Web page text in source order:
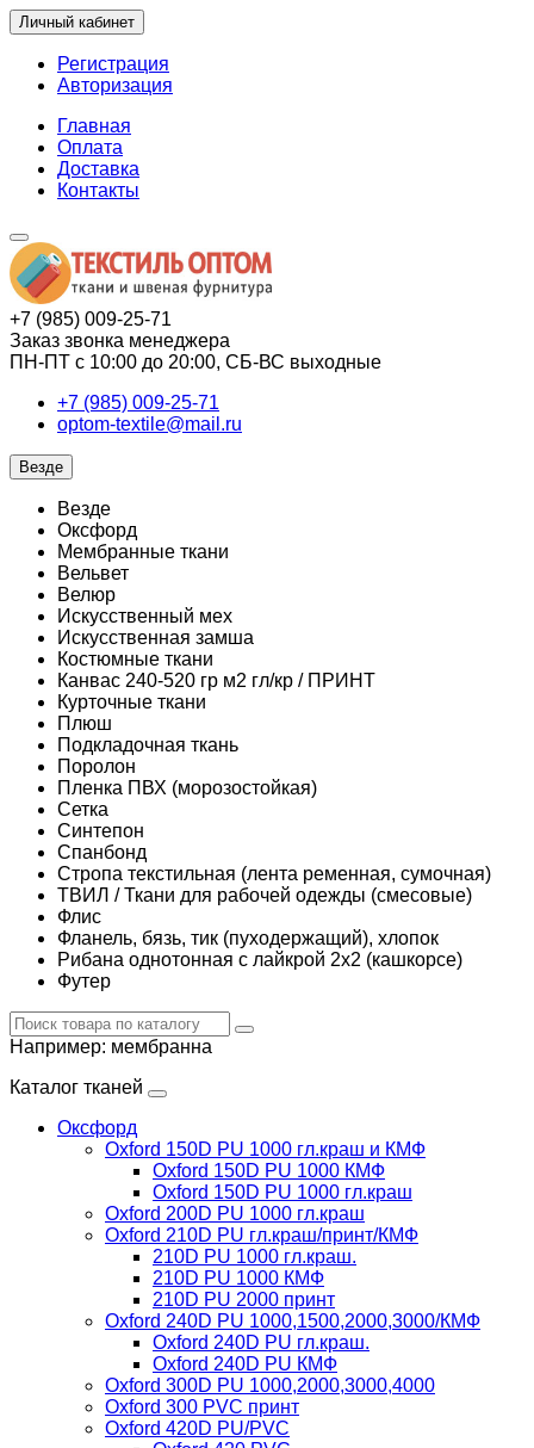
Личный кабинет
Регистрация
Авторизация
Главная
Оплата
Доставка
Контакты
+7 (985) 009-25-71
Заказ звонка менеджера
ПН-ПТ с 10:00 до 20:00, СБ-ВС выходные
+7 (985) 009-25-71
optom-textile@mail.ru
Везде
Везде
Оксфорд
Мембранные ткани
Вельвет
Велюр
Искусственный мех
Искусственная замша
Костюмные ткани
Канвас 240-520 гр м2 гл/кр / ПРИНТ
Курточные ткани
Плюш
Подкладочная ткань
Поролон
Пленка ПВХ (морозостойкая)
Сетка
Синтепон
Спанбонд
Стропа текстильная (лента ременная, сумочная)
ТВИЛ / Ткани для рабочей одежды (смесовые)
Флис
Фланель, бязь, тик (пуходержащий), хлопок
Рибана однотонная с лайкрой 2х2 (кашкорсе)
Футер
Например: мембранна
Каталог тканей
Оксфорд
Oxford 150D PU 1000 гл.краш и КМФ
Oxford 150D PU 1000 КМФ
Oxford 150D PU 1000 гл.краш
Oxford 200D PU 1000 гл.краш
Oxford 210D PU гл.краш/принт/КМФ
210D PU 1000 гл.краш.
210D PU 1000 КМФ
210D PU 2000 принт
Oxford 240D PU 1000,1500,2000,3000/КМФ
Oxford 240D PU гл.краш.
Oxford 240D PU КМФ
Oxford 300D PU 1000,2000,3000,4000
Oxford 300 PVC принт
Oxford 420D PU/PVC